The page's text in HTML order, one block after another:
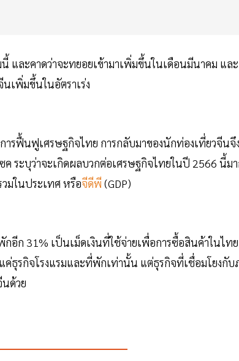
และคาดว่าจะทยอยเข้ามาเพิ่มขึ้นในเดือนมีนาคม และ
เพิ่มขึ้นในอัตราเร่ง
รฟื้นฟูเศรษฐกิจไทย การกลับมาของนักท่องเที่ยวจีนจึ
ระบุว่าจะเกิดผลบวกต่อเศรษฐกิจไทยในปี 2566 นี้มา
มในประเทศ หรือจีดีพี (GDP)
อีก 31% เป็นเม็ดเงินที่ใช้จ่ายเพื่อการซื้อสินค้าในไท
ค่ธุรกิจโรงแรมและที่พักเท่านั้น แต่ธุรกิจที่เชื่อมโยงกับ
ด้วย